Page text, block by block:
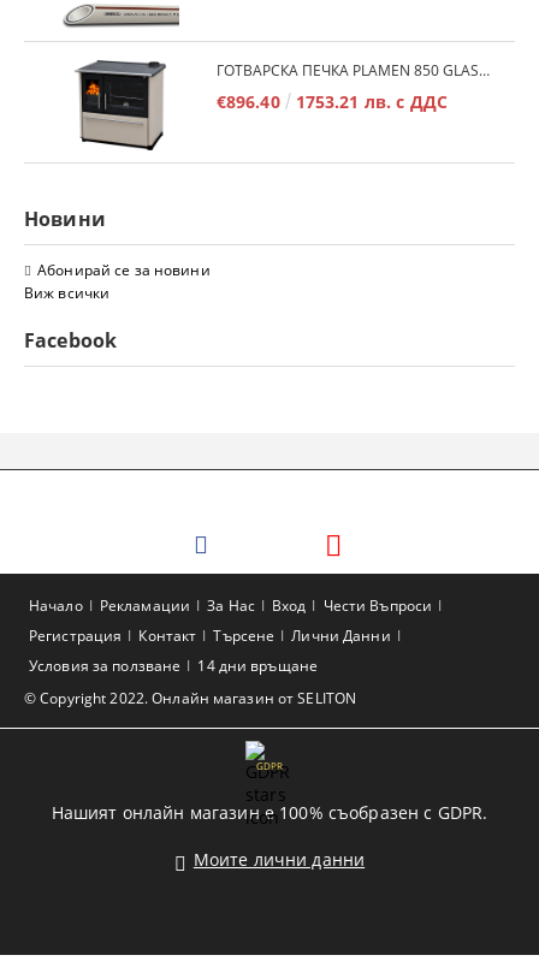
ГОТВАРСКА ПЕЧКА PLAMEN 850 GLAS 11KW
€896.40 1753.21 лв. с ДДС
Новини
Абонирай се за новини
Виж всички
Facebook
© Copyright 2022. Онлайн магазин от SELITON
Начало Рекламации За Нас Вход
Чести Въпроси
Регистрация
Контакт Търсене
Лични Данни
Условия за ползване
14 дни връщане
GDPR
Нашият онлайн магазин е 100% съобразен с GDPR.
Моите лични данни